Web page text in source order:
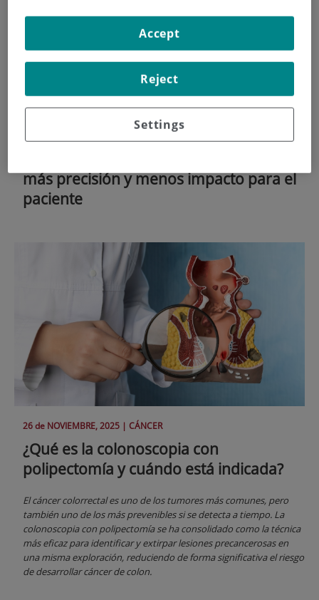
CÁNCER, UROLOGÍA
más precisión y menos impacto para el
paciente
26 de NOVIEMBRE, 2025 | CÁNCER
¿Qué es la colonoscopia con
polipectomía y cuándo está indicada?
El cáncer colorrectal es uno de los tumores más comunes, pero
también uno de los más prevenibles si se detecta a tiempo. La
colonoscopia con polipectomía se ha consolidado como la técnica
más eficaz para identificar y extirpar lesiones precancerosas en
una misma exploración, reduciendo de forma significativa el riesgo
de desarrollar cáncer de colon.
Settings
Reject
Accept